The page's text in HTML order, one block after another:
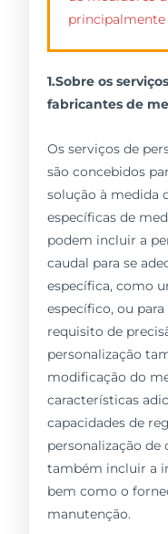
principalmente
1.Sobre os
fabricantes de
Os serviços de
são concebidos
solução à medida
específicas de
podem incluir a
caudal para se
específica, como
específico, ou
requisito de
personalização
modificação do
características
capacidades de
personalização
também incluir a
bem como o
manutenção.